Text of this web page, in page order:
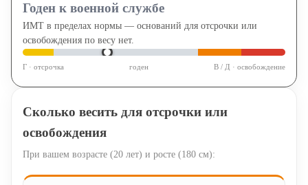
Годен к военной службе
ИМТ в пределах нормы — оснований для отсрочки или
освобождения по весу нет.
Г · отсрочка годен В / Д · освобождение
Сколько весить для отсрочки или
освобождения
При вашем возрасте (20 лет) и росте (180 см):